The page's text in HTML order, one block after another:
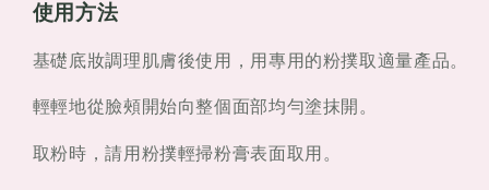
使用方法
基礎底妝調理肌膚後使用，用專用的粉撲取適量產品。
輕輕地從臉頰開始向整個面部均勻塗抹開。
取粉時，請用粉撲輕掃粉膏表面取用。